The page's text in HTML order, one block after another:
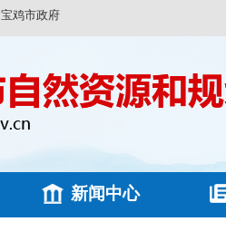
宝鸡市政府
新闻中心